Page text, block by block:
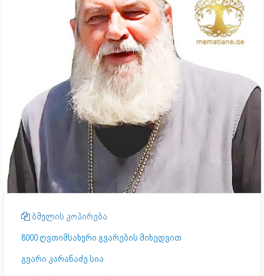
ბმულის კოპირება
8000 ღვთიმსახური გვარების მიხედვით
გვარი კარანაძე სია